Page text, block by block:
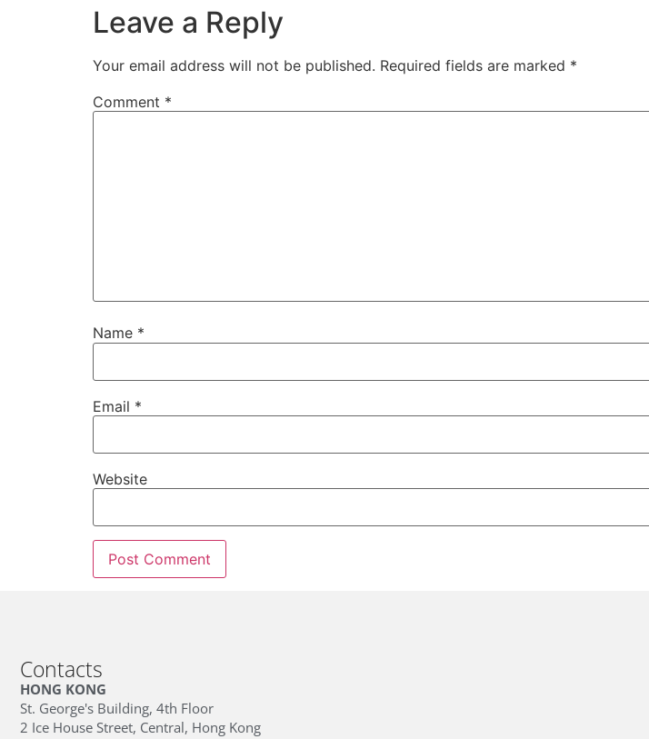
Leave a Reply
Your email address will not be published. Required fields are marked *
Comment *
Name *
Email *
Website
Contacts
HONG KONG
St. George's Building, 4th Floor
2 Ice House Street, Central, Hong Kong